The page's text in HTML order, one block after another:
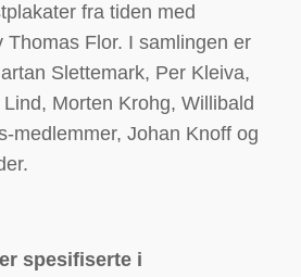
fra tiden med
Thomas Flor. I samlingen er
Slettemark, Per Kleiva,
Morten Krohg, Willibald
medlemmer, Johan Knoff og
spesifiserte i